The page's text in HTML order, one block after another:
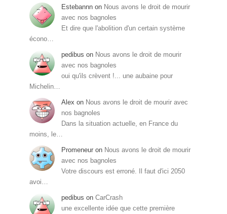
Estebannn on Nous avons le droit de mourir
avec nos bagnoles
Et dire que l'abolition d'un certain système
écono…
pedibus on Nous avons le droit de mourir
avec nos bagnoles
oui qu'ils crèvent !... une aubaine pour
Michelin…
Alex on Nous avons le droit de mourir avec
nos bagnoles
Dans la situation actuelle, en France du
moins, le…
Promeneur on Nous avons le droit de mourir
avec nos bagnoles
Votre discours est erroné. Il faut d'ici 2050
avoi…
pedibus on CarCrash
une excellente idée que cette première